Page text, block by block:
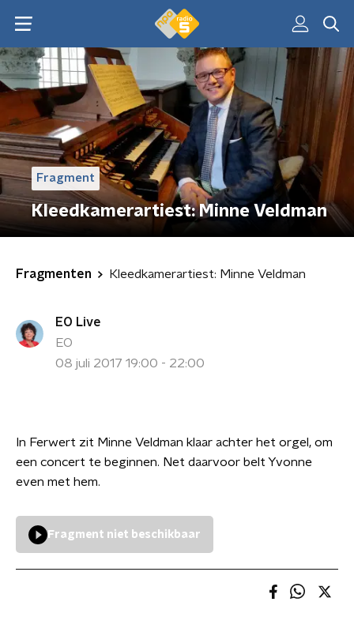
Fragment
Kleedkamerartiest: Minne Veldman
Fragmenten Kleedkamerartiest: Minne Veldman
EO Live
EO
08 juli 2017 19:00 - 22:00
In Ferwert zit Minne Veldman klaar achter het orgel, om
een concert te beginnen. Net daarvoor belt Yvonne
even met hem.
Fragment niet beschikbaar